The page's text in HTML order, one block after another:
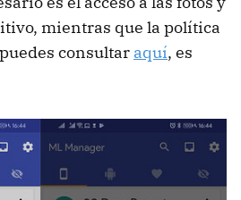
mientras que la política
consultar aquí, es